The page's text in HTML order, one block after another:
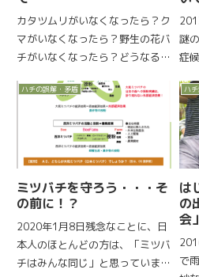
カタツムリがいなくなったら？ク
マがいなくなったら？野生の花バ
チがいなくなったら？どうなる？
た・・・カタツムリ、どこへ？
近畿では半数が絶滅危機―市街地
化や乾燥原因と識者→2024年07
月私たちが過剰に自然を破壊を
し...
謎
症
ヨ
に
死
ハチの誤解・矛盾
ミツバチを守ろう・・・そ
の前に！？
2020年1月8日残念なことに、日
本人のほとんどの方は、「ミツバ
チはみんな同じ」と思っていま
ハ
は
の
会」
で